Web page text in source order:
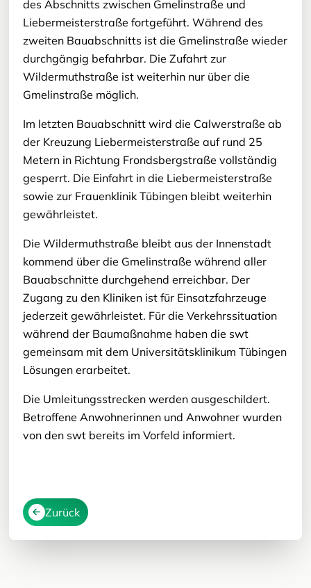
des Abschnitts zwischen Gmelinstraße und
Liebermeisterstraße fortgeführt. Während des
zweiten Bauabschnitts ist die Gmelinstraße wieder
durchgängig befahrbar. Die Zufahrt zur
Wildermuthstraße ist weiterhin nur über die
Gmelinstraße möglich.
Im letzten Bauabschnitt wird die Calwerstraße ab
der Kreuzung Liebermeisterstraße auf rund 25
Metern in Richtung Frondsbergstraße vollständig
gesperrt. Die Einfahrt in die Liebermeisterstraße
sowie zur Frauenklinik Tübingen bleibt weiterhin
gewährleistet.
Die Wildermuthstraße bleibt aus der Innenstadt
kommend über die Gmelinstraße während aller
Bauabschnitte durchgehend erreichbar. Der
Zugang zu den Kliniken ist für Einsatzfahrzeuge
jederzeit gewährleistet. Für die Verkehrssituation
während der Baumaßnahme haben die swt
gemeinsam mit dem Universitätsklinikum Tübingen
Lösungen erarbeitet.
Die Umleitungsstrecken werden ausgeschildert.
Betroffene Anwohnerinnen und Anwohner wurden
von den swt bereits im Vorfeld informiert.
Zurück